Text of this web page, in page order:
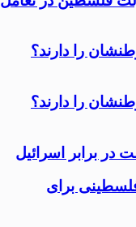
را دارند؟
را دارند؟
در برابر اسرائیل
برای